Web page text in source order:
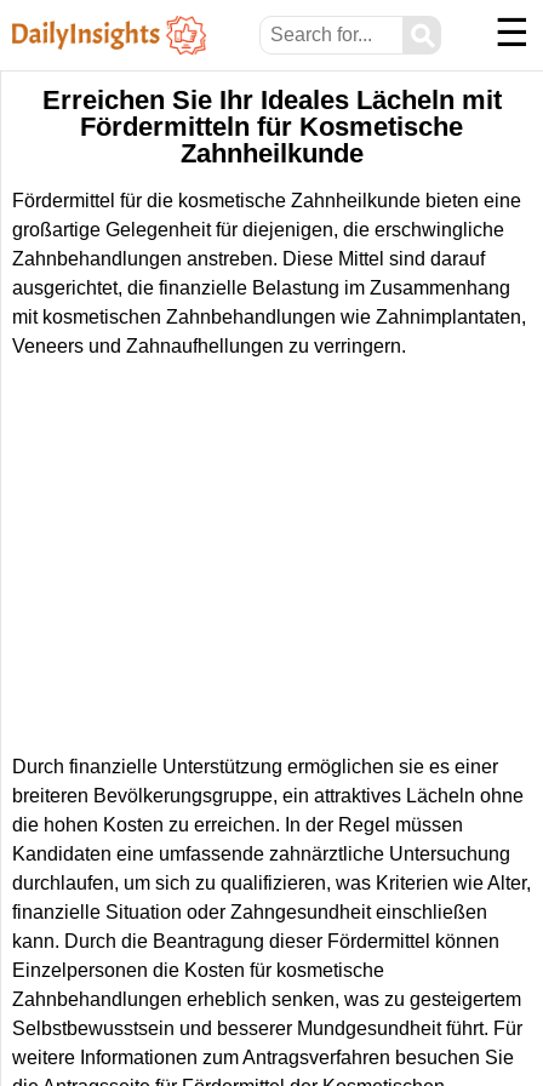
⚲ ☰
Erreichen Sie Ihr Ideales Lächeln mit
Fördermitteln für Kosmetische
Zahnheilkunde
Fördermittel für die kosmetische Zahnheilkunde bieten eine
großartige Gelegenheit für diejenigen, die erschwingliche
Zahnbehandlungen anstreben. Diese Mittel sind darauf
ausgerichtet, die finanzielle Belastung im Zusammenhang
mit kosmetischen Zahnbehandlungen wie Zahnimplantaten,
Veneers und Zahnaufhellungen zu verringern.
Durch finanzielle Unterstützung ermöglichen sie es einer
breiteren Bevölkerungsgruppe, ein attraktives Lächeln ohne
die hohen Kosten zu erreichen. In der Regel müssen
Kandidaten eine umfassende zahnärztliche Untersuchung
durchlaufen, um sich zu qualifizieren, was Kriterien wie Alter,
finanzielle Situation oder Zahngesundheit einschließen
kann. Durch die Beantragung dieser Fördermittel können
Einzelpersonen die Kosten für kosmetische
Zahnbehandlungen erheblich senken, was zu gesteigertem
Selbstbewusstsein und besserer Mundgesundheit führt. Für
weitere Informationen zum Antragsverfahren besuchen Sie